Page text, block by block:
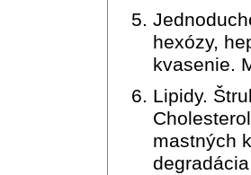
hexózy,
kvasenie.
Lipidy.
mastných